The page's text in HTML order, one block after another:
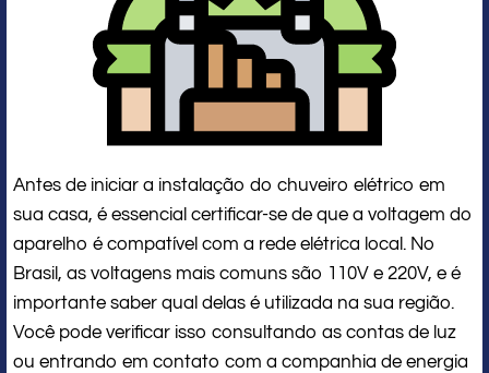
Antes de iniciar a instalação do chuveiro elétrico em
sua casa, é essencial certificar-se de que a voltagem do
aparelho é compatível com a rede elétrica local. No
Brasil, as voltagens mais comuns são 110V e 220V, e é
importante saber qual delas é utilizada na sua região.
Você pode verificar isso consultando as contas de luz
ou entrando em contato com a companhia de energia